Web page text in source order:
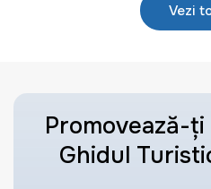
Vezi
Promovează-
Ghidul